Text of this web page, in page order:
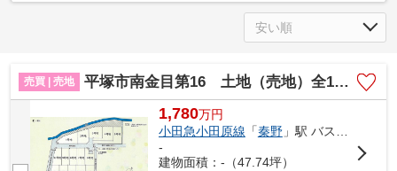
売買 | 売地 平塚市南金目第16 土地（売地）全15区画
1,780万円
小田急小田原線 「秦野」駅 バス18分 「東海大学正門前」 停歩2分
-
建物面積：-（47.74坪）